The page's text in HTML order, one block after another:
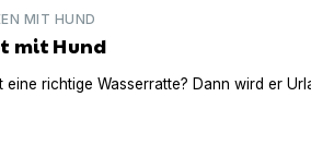
MIT HUND
mit Hund
eine richtige Wasserratte? Dann wird er